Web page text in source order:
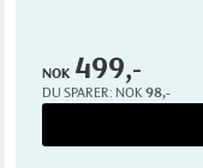
NOK 499,-
DU SPARER: NOK 98,-